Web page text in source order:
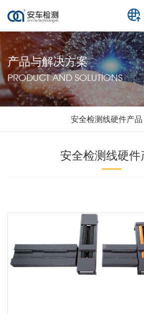
产品与解决方案
PRODUCT AND SOLUTIONS
安全检测线硬件产品
安全检测线硬件